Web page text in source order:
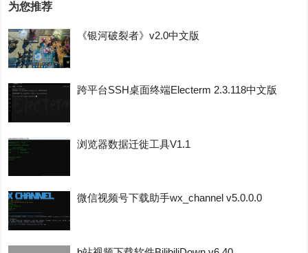
为您推荐
《银河破裂者》v2.0中文版
跨平台SSH桌面终端Electerm 2.3.118中文版
浏览器数据迁徙工具V1.1
微信视频号下载助手wx_channel v5.0.0.0